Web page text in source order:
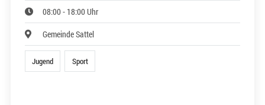
08:00 - 18:00 Uhr
Gemeinde Sattel
Jugend Sport